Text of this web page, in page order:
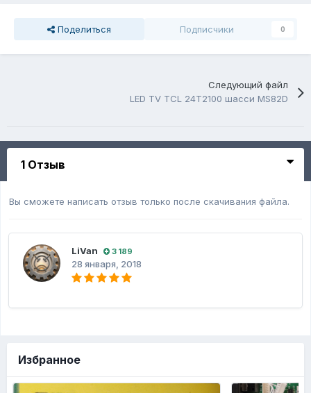
Поделиться Подписчики 0
Следующий файл
LED TV TCL 24T2100 шасси MS82D
1 Отзыв
Вы сможете написать отзыв только после скачивания файла.
LiVan 3 189
28 января, 2018
Избранное